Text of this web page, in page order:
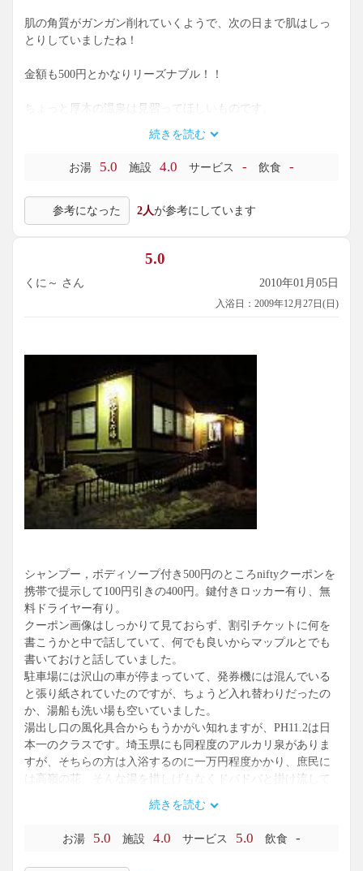
肌の角質がガンガン削れていくようで、次の日まで肌はしっ
とりしていましたね！
金額も500円とかなりリーズナブル！！
ちょっと厚木の温泉は見習ってほしいものです。
ひとつだけあるとすれば、ちょっと湯が熱いですね・・・
まぁ、源泉に加水されても嫌なので仕方ないんですけど。
最後にPH11越えは入りすぎると角質を取りすぎてしまうのか
逆に肌に悪いようなので皆さん注意が必要みたいですよ。
続きを読む
お湯 5.0 施設 4.0 サービス - 飲食 -
参考になった 2人が参考にしています
5.0
くに～ さん 2010年01月05日
入浴日：2009年12月27日(日)
シャンプー，ボディソープ付き500円のところniftyクーポンを
携帯で提示して100円引きの400円。鍵付きロッカー有り、無
料ドライヤー有り。
クーポン画像はしっかりて見ておらず、割引チケットに何を
書こうかと中で話していて、何でも良いからマップルとでも
書いておけと話していました。
駐車場には沢山の車が停まっていて、発券機には混んでいる
と張り紙されていたのですが、ちょうど入れ替わりだったの
か、湯船も洗い場も空いていました。
湯出し口の風化具合からもうかがい知れますが、PH11.2は日
本一のクラスです。埼玉県にも同程度のアルカリ泉がありま
すが、そちらの方は入浴するのに一万円程度かかり、庶民に
は高嶺の花。そんな湯を惜しげもなくドバドバと掛け流して
露天風呂を改修したのか、少し広くなった感じがしました。
続きを読む
お湯 5.0 施設 4.0 サービス 5.0 飲食 -